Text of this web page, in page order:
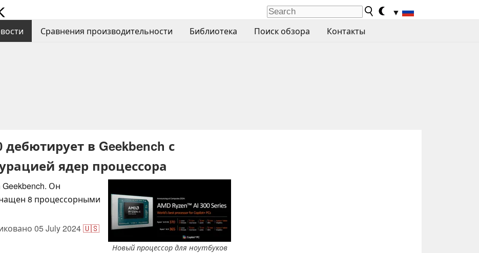
▼
Сравнения производительности Библиотека Поиск обзора Контакты
дебютирует в Geekbench с
ядер процессора
Новый процессор для ноутбуков
Он
8 процессорными
05 July 2024🇺🇸